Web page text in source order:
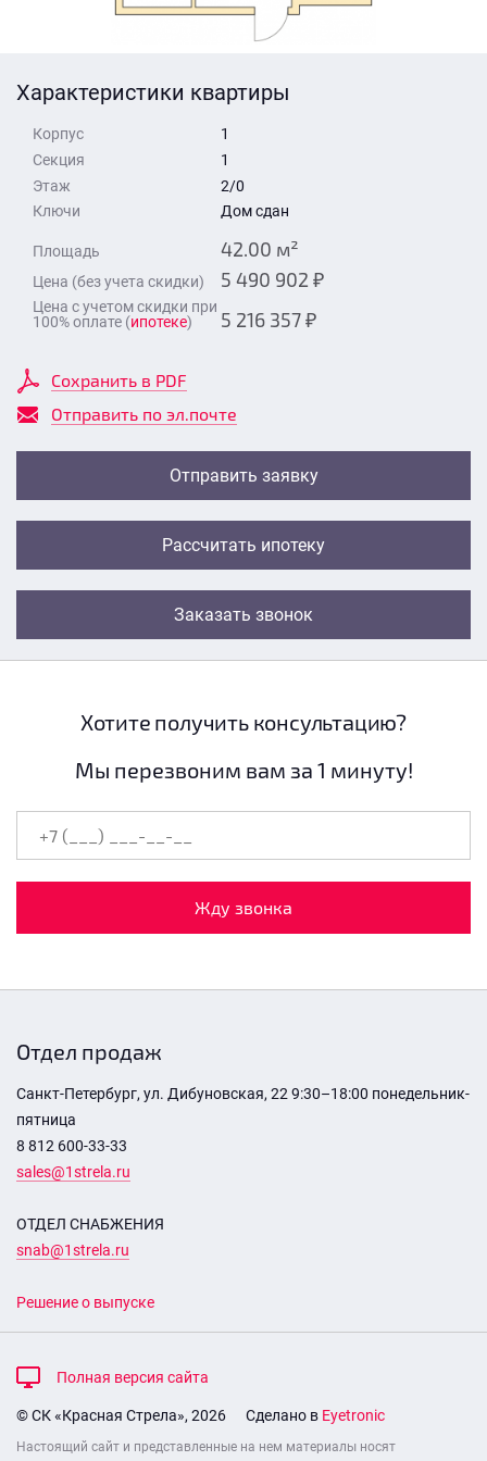
Характеристики квартиры
Корпус
1
Секция
1
Этаж
2/0
Ключи
Дом сдан
Площадь 42.00 м²
Цена (без учета скидки) 5 490 902 ₽
Цена с учетом скидки при
100% оплате (ипотеке) 5 216 357 ₽
Сохранить в PDF
Отправить по эл.почте
Отправить заявку
Рассчитать ипотеку
Заказать звонок
Отправить
Отправить
Хотите получить консультацию?
Мы перезвоним вам за 1 минуту!
Жду звонка
Отдел продаж
Санкт-Петербург, ул. Дибуновская, 22 9:30–18:00 понедельник-
пятница
8 812 600-33-33
sales@1strela.ru
ОТДЕЛ СНАБЖЕНИЯ
snab@1strela.ru
Решение о выпуске
Полная версия сайта
© СК «Красная Стрела», 2026 Сделано в Eyetronic
Настоящий сайт и представленные на нем материалы носят